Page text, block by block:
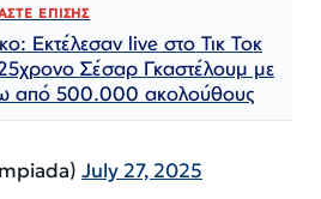
ΕΠΙΣΗΣ
Εκτέλεσαν live στο Τικ Τοκ
Σέσαρ Γκαστέλουμ με
από 500.000 ακολούθους
July 27, 2025